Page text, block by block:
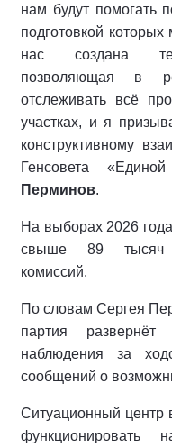
нам будут помогать
подготовкой
нас создана
позволяющая в
отслеживать всё
участках, и я
конструктивному
Генсовета
Перминов.
На выборах 2026
свыше 89 тысяч
комиссий.
По словам Сергея
партия
наблюдения за
сообщений о
Ситуационный центр
функционировать